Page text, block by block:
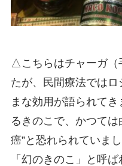
△こちらはチャーガ（
たが、民間療法では
まな効用が語られて
るきのこで、かつて
癌”と恐れられていま
「幻のきのこ」と呼